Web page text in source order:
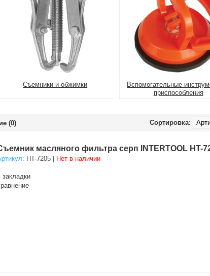
Съемники и обжимки
Вспомогательные
приспособления
(0) Сортировка:
масляного фильтра серп INTERTOOL HT-
HT-7205 |
Нет в наличии
закладки